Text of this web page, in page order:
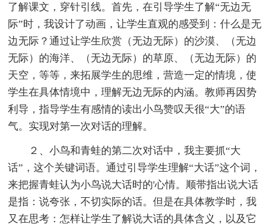
了解课文，穿针引线。首先，在引导学生了解“无边无
际”时，我设计了动画，让学生直观的感受到：什么是无
边无际？通过让学生欣赏（无边无际）的沙漠、（无边
无际）的海洋、（无边无际）的草原、（无边无际）的
天空，等等，来拓展学生的思维，营造一定的情境，使
学生在具体情境中，理解无边无际的内涵。教师再因势
利导，指导学生有感情的读出小鸟赞叹天很“大”的语
气。实现对第一次对话的理解。
２、小鸟和青蛙的第二次对话中，我主要抓“大
话”，这个关键词语。通过引导学生理解“大话”这个词，
来把握青蛙认为小鸟说大话时的'心情。顺带指出说大话
是指：说夸张，不切实际的话。但是在具体教学时，我
又在思考：怎样让学生了解说大话的具体含义，以及它